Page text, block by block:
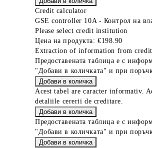
Credit calculator
GSE controller 10A - Контрол на
Please select credit institution
Цена на продукта: €198.90
Extraction of information from
Предоставената таблица е с
"Добави в количката" и при
Acest tabel are caracter informativ.
detaliile cererii de creditare.
Предоставената таблица е с
"Добави в количката" и при